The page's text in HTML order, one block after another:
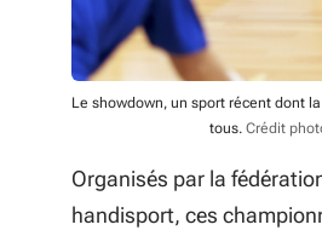
Le showdown, un sport récent dont
tous. Crédit
Organisés par la
handisport, ces